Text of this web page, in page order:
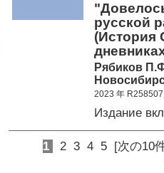
русской
(История
Рябиков
2023 年 R258507
Издание
1 2 3 4 5 [次の10